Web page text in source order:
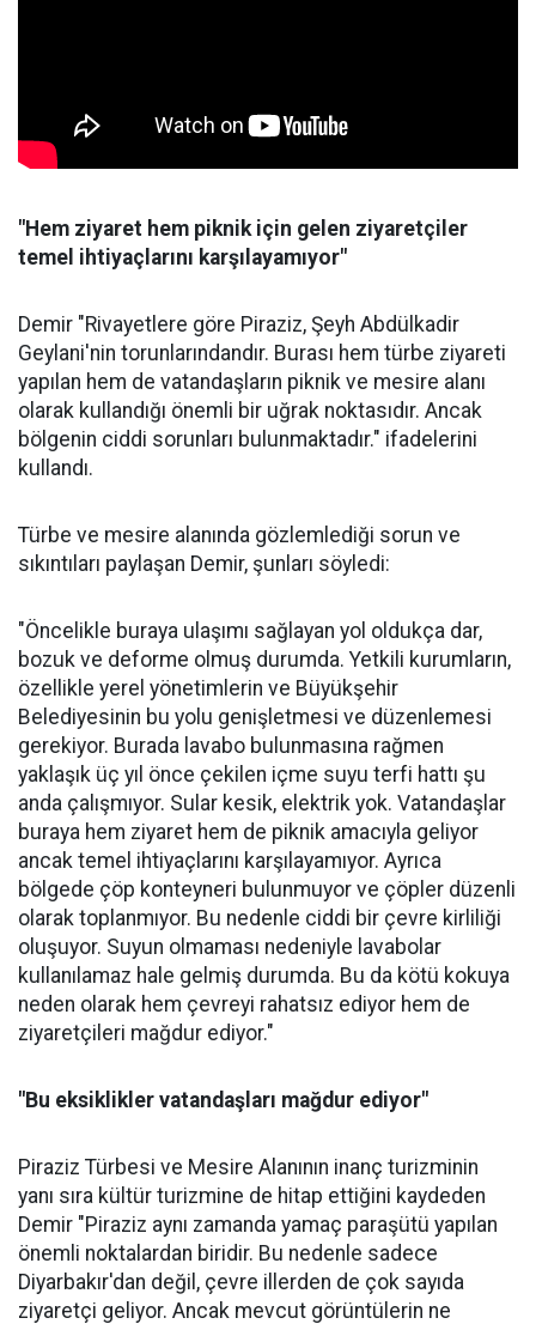
"Hem ziyaret hem piknik için gelen ziyaretçiler
temel ihtiyaçlarını karşılayamıyor"
Demir "Rivayetlere göre Piraziz, Şeyh Abdülkadir
Geylani'nin torunlarındandır. Burası hem türbe ziyareti
yapılan hem de vatandaşların piknik ve mesire alanı
olarak kullandığı önemli bir uğrak noktasıdır. Ancak
bölgenin ciddi sorunları bulunmaktadır." ifadelerini
kullandı.
Türbe ve mesire alanında gözlemlediği sorun ve
sıkıntıları paylaşan Demir, şunları söyledi:
"Öncelikle buraya ulaşımı sağlayan yol oldukça dar,
bozuk ve deforme olmuş durumda. Yetkili kurumların,
özellikle yerel yönetimlerin ve Büyükşehir
Belediyesinin bu yolu genişletmesi ve düzenlemesi
gerekiyor. Burada lavabo bulunmasına rağmen
yaklaşık üç yıl önce çekilen içme suyu terfi hattı şu
anda çalışmıyor. Sular kesik, elektrik yok. Vatandaşlar
buraya hem ziyaret hem de piknik amacıyla geliyor
ancak temel ihtiyaçlarını karşılayamıyor. Ayrıca
bölgede çöp konteyneri bulunmuyor ve çöpler düzenli
olarak toplanmıyor. Bu nedenle ciddi bir çevre kirliliği
oluşuyor. Suyun olmaması nedeniyle lavabolar
kullanılamaz hale gelmiş durumda. Bu da kötü kokuya
neden olarak hem çevreyi rahatsız ediyor hem de
ziyaretçileri mağdur ediyor."
"Bu eksiklikler vatandaşları mağdur ediyor"
Piraziz Türbesi ve Mesire Alanının inanç turizminin
yanı sıra kültür turizmine de hitap ettiğini kaydeden
Demir "Piraziz aynı zamanda yamaç paraşütü yapılan
önemli noktalardan biridir. Bu nedenle sadece
Diyarbakır'dan değil, çevre illerden de çok sayıda
ziyaretçi geliyor. Ancak mevcut görüntülerin ne